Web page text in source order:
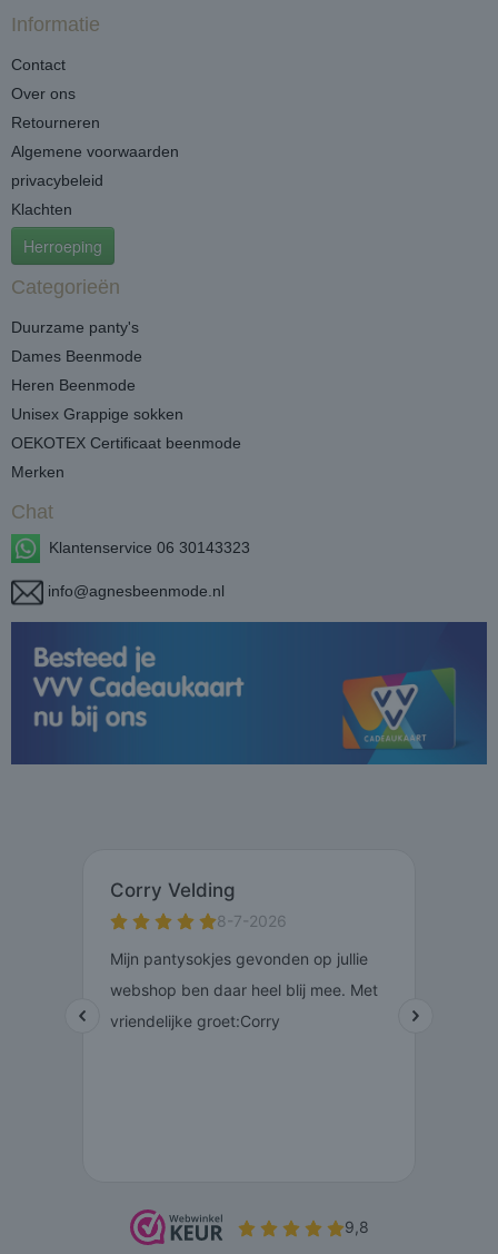
Informatie
Contact
Over ons
Retourneren
Algemene voorwaarden
privacybeleid
Klachten
Herroeping
Categorieën
Duurzame panty's
Dames Beenmode
Heren Beenmode
Unisex Grappige sokken
OEKOTEX Certificaat beenmode
Merken
Chat
Klantenservice 06 30143323
info@agnesbeenmode.nl